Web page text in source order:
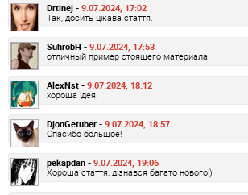
Drtinej - 9.07.2024, 17:02
Так, досить цікава стаття.
SuhrobH - 9.07.2024, 17:53
отличный пример стоящего материала
AlexNst - 9.07.2024, 18:12
хороша ідея.
DjonGetuber - 9.07.2024, 18:57
Спасибо большое!
pekapdan - 9.07.2024, 19:06
Хороша стаття, дізнався багато нового!)